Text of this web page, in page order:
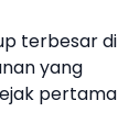
terbesar di
yang
pertama